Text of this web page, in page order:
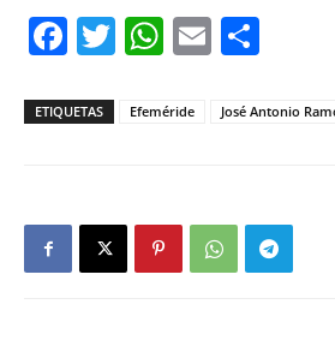
Facebook
Twitter
WhatsApp
Email
ETIQUETAS Efeméride José Antonio